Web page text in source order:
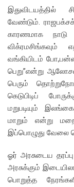
இதுவிடயத்தில்
வேண்டும்.
காரணமாக
வங்கியிடம்
பெறு”என்று
பெரும்
கெடுபிடிப்
மறுபடியும்
மாறும் என்று
இப்பொழுது வேலை
ஓர் அரசுடைய
அரசுக்கும்
பொறுத்த